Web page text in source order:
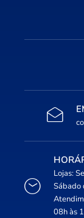
Lojas:
Sábado
08h às